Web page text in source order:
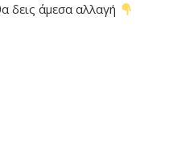
δεις άμεσα αλλαγή